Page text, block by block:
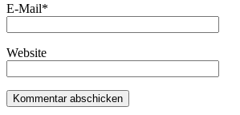
E-Mail*
Website